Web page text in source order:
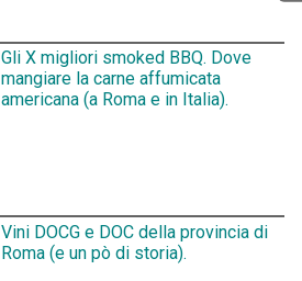
Gli X migliori smoked BBQ. Dove
mangiare la carne affumicata
americana (a Roma e in Italia).
Vini DOCG e DOC della provincia di
Roma (e un pò di storia).